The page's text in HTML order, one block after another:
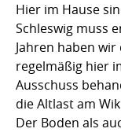
Hier im Hause
Schleswig muss
Jahren haben
regelmäßig hier
Ausschuss
die Altlast am
Der Boden als